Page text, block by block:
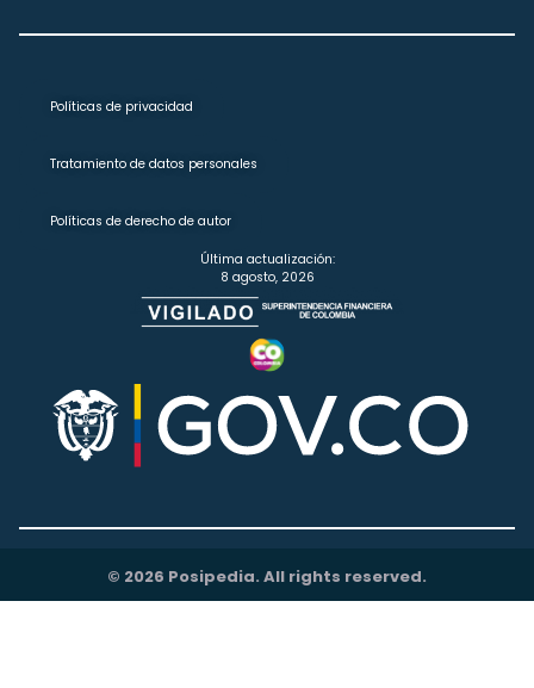
Políticas de privacidad
Tratamiento de datos personales
Políticas de derecho de autor
Última actualización:
8 agosto, 2026
© 2026 Posipedia. All rights reserved.